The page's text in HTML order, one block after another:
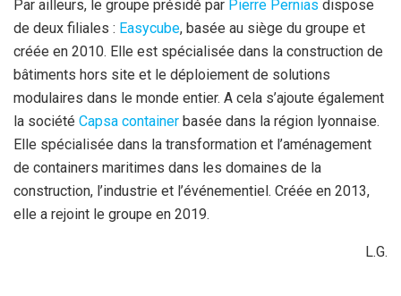
Par ailleurs, le groupe présidé par Pierre Pernias dispose
de deux filiales : Easycube, basée au siège du groupe et
créée en 2010. Elle est spécialisée dans la construction de
bâtiments hors site et le déploiement de solutions
modulaires dans le monde entier. A cela s’ajoute également
la société Capsa container basée dans la région lyonnaise.
Elle spécialisée dans la transformation et l’aménagement
de containers maritimes dans les domaines de la
construction, l’industrie et l’événementiel. Créée en 2013,
elle a rejoint le groupe en 2019.
L.G.